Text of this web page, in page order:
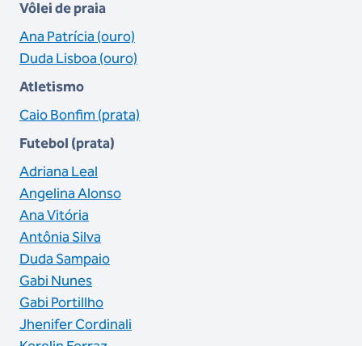
Vôlei de praia
Ana Patrícia (ouro)
Duda Lisboa (ouro)
Atletismo
Caio Bonfim (prata)
Futebol (prata)
Adriana Leal
Angelina Alonso
Ana Vitória
Antônia Silva
Duda Sampaio
Gabi Nunes
Gabi Portillho
Jhenifer Cordinali